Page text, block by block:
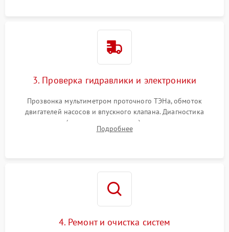
3. Проверка гидравлики и электроники
Прозвонка мультиметром проточного ТЭНа, обмоток
двигателей насосов и впускного клапана. Диагностика
прессостата (датчика уровня воды), датчика мутности,
концевика дверцы и электронного модуля управления.
Подробнее
4. Ремонт и очистка систем